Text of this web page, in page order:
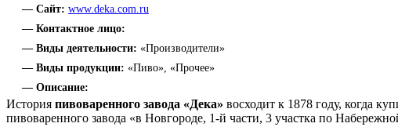
— Сайт: www.deka.com.ru
— Контактное лицо:
— Виды деятельности: «Производители»
— Виды продукции: «Пиво», «Прочее»
— Описание:
История пивоваренного завода «Дека» восходит к 1878 году, когда
пивоваренного завода «в Новгороде, 1-й части, 3 участка по